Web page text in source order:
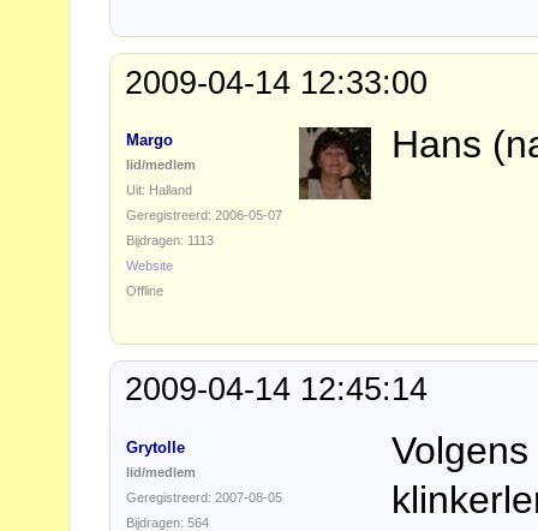
2009-04-14 12:33:00
Margo
lid/medlem
Uit: Halland
Geregistreerd: 2006-05-07
Bijdragen: 1113
Website
Hans
Offline
2009-04-14 12:45:14
Grytolle
lid/medlem
Geregistreerd: 2007-08-05
Bijdragen: 564